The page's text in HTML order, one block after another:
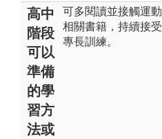
高中
階段
可以
準備
的學
習方
法或
可多閱讀並接觸運動
相關書籍，持續接受
專長訓練。